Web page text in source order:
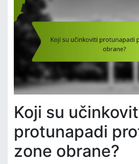
Koji su
protunapadi
zone obrane?